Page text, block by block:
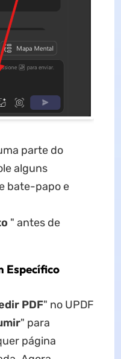
parte do
alguns
bate-papo e
" antes de
Específico
PDF" no UPDF
" para
página